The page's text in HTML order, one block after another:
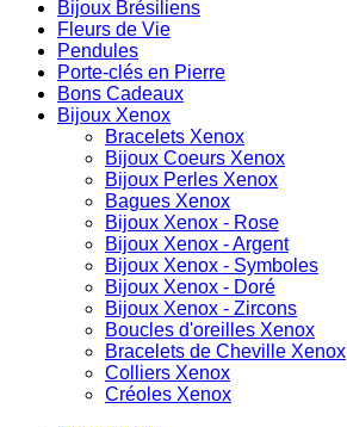
Bijoux Brésiliens
Fleurs de Vie
Pendules
Porte-clés en Pierre
Bons Cadeaux
Bijoux Xenox
Bracelets Xenox
Bijoux Coeurs Xenox
Bijoux Perles Xenox
Bagues Xenox
Bijoux Xenox - Rose
Bijoux Xenox - Argent
Bijoux Xenox - Symboles
Bijoux Xenox - Doré
Bijoux Xenox - Zircons
Boucles d'oreilles Xenox
Bracelets de Cheville Xenox
Colliers Xenox
Créoles Xenox